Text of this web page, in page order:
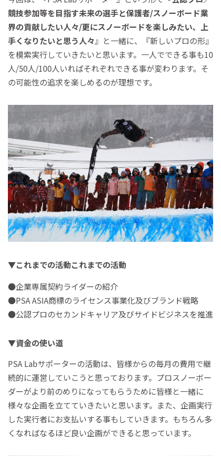
競技参加等を目指す未来の選手と保護者/スノーボード業
界の貢献したい人々/更にスノーボードを楽しみたい、上
手くなりたいと思う人々 』と一緒に、『新しいプロの形』
を模索実行していきたいと思います。一人でできる事も10
人/50人/100人いればそれぞれできる事が変わります。そ
の可能性の追求を楽しめるのが理想です。
▼これまでの活動これまでの活動
●企業専属契約ライダーの紹介
●PSA ASIA商標のライセンス事業化及びブランド戦略
●公認プロのセカンドキャリア及びサイドビジネスを推進
▼資金の使い道
PSA Labサポーターの活動は、皆様からの毎月の費用で継
続的に運営していこうと思っております。プロスノーボー
ダーがより前のめりになってもらうために皆様と一緒に
様々な企画を立てていきたいと思います。また、企画実行
した実行者にお支払いする事もしていきます。もちろん多
くなればなるほど良い企画ができると思っています。